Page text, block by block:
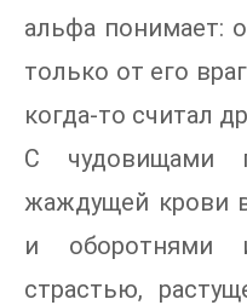
альфа понимает:
только от его
когда-то считал
С чудовищами
жаждущей крови
и оборотнями
страстью,